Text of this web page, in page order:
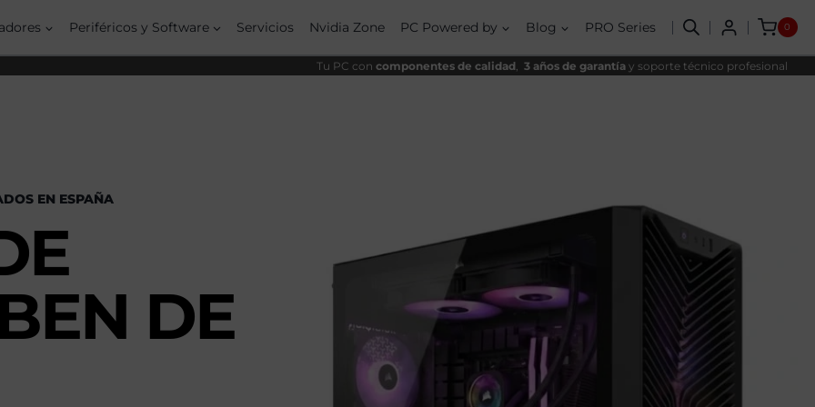
Periféricos y Software Servicios Nvidia Zone PC Powered by Blog PRO Series 0
Tu PC con componentes de calidad, 3 años de garantía y soporte técnico profesional
EN ESPAÑA
DE